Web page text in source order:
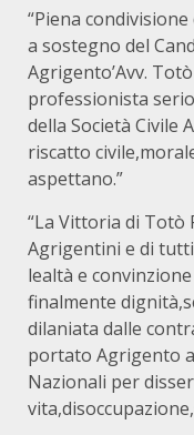
“Piena
a sostegno del
Agrigento’Avv.
professionista
della Società Civile
riscatto
aspettano.”
“La Vittoria di Totò
Agrigentini e di
lealtà e
finalmente
dilaniata dalle
portato Agrigento
Nazionali per